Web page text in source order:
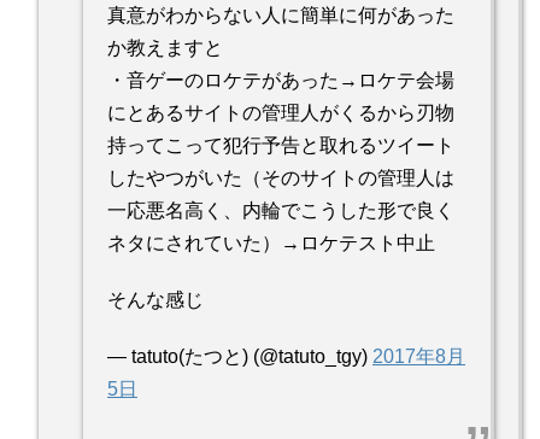
真意がわからない人に簡単に何があった
か教えますと
・音ゲーのロケテがあった→ロケテ会場
にとあるサイトの管理人がくるから刃物
持ってこって犯行予告と取れるツイート
したやつがいた（そのサイトの管理人は
一応悪名高く、内輪でこうした形で良く
ネタにされていた）→ロケテスト中止
そんな感じ
— tatuto(たつと) (@tatuto_tgy) 2017年8月
5日